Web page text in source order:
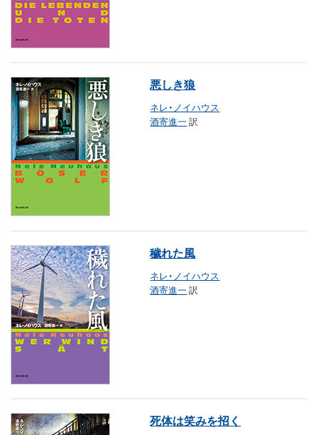
悪しき狼
ネレ・ノイハウス
酒寄進一訳
穢れた風
ネレ・ノイハウス
酒寄進一訳
死体は笑みを招く